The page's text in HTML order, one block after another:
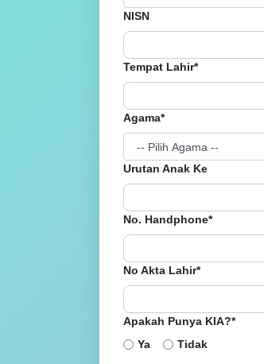
NISN
Tempat Lahir*
Agama*
Urutan Anak Ke
No. Handphone*
No Akta Lahir*
Apakah Punya KIA?*
Ya
Tidak